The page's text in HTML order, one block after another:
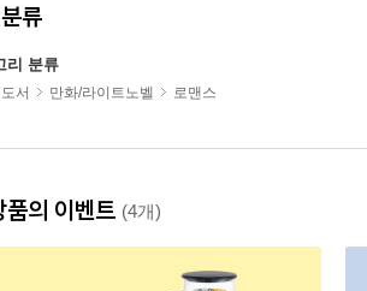
류
리 분류
서 만화/라이트노벨 로맨스
품의 이벤트 (4개)